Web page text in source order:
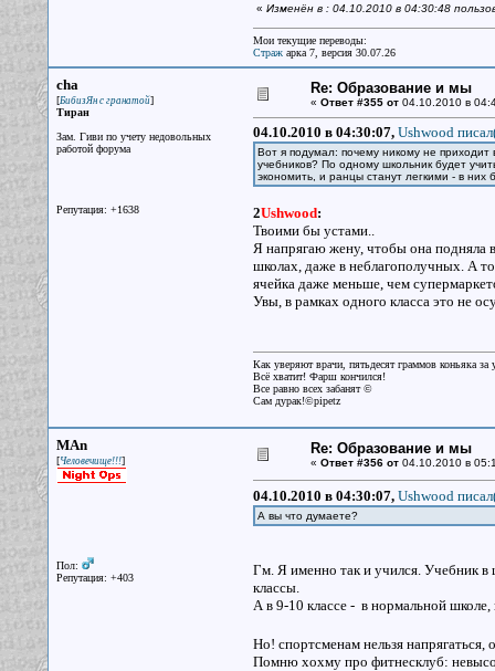
« Изменён в : 04.10.2010 в 04:30:48
Мои текущие переводы:
Стражарка 7, версия 30.07.26
cha
[БибизЯн с гранатой]
Тиран
Зам. Гиви по учету недовольных
работой форума
Репутация: +1638
Re: Образование и мы
« Ответ #355 от04.10.2010 в
04.10.2010 в 04:30:07, Ushwood
Вот я подумал: почему никому не приходит
учебников? По одному школьник будет
экономить, и ранцы станут легкими - в них
2Ushwood:
Твоими бы устами..
Я напрягаю жену, чтобы она подняла
школах, даже в неблагополучных. А
ячейка даже меньше, чем
Увы, в рамках одного класса это не
Как уверяют врачи, пятьдесят граммов коньяка
Всё хватит! Фарш кончился!
Все равно всех забанят ©
Сам дурак!©pipetz
MAn
[Человечище!!!]
Пол:
Репутация: +403
Re: Образование и мы
« Ответ #356 от04.10.2010 в
04.10.2010 в 04:30:07, Ushwood
А вы что думаете?
Гм. Я именно так и учился. Учебник в
классы.
А в 9-10 классе - в нормальной
Но! спортсменам нельзя напрягаться,
Помню хохму про фитнесклуб: